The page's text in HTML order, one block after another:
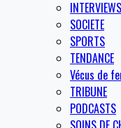
INTERVIEWS
SOCIETE
SPORTS
TENDANCE
Vécus de
TRIBUNE
PODCASTS